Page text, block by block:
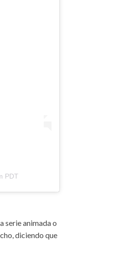
PDT
serie animada o
diciendo que